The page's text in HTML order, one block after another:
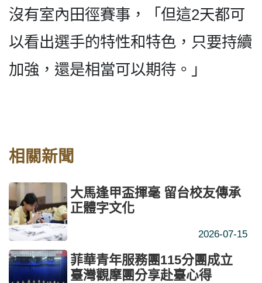
沒有室內田徑賽事，「但這2天都可
以看出選手的特性和特色，只要持續
加強，還是相當可以期待。」
相關新聞
大馬逢甲盃揮毫 留台校友傳承
正體字文化
2026-07-15
菲華青年服務團115分團成立
臺灣觀摩團分享赴臺心得